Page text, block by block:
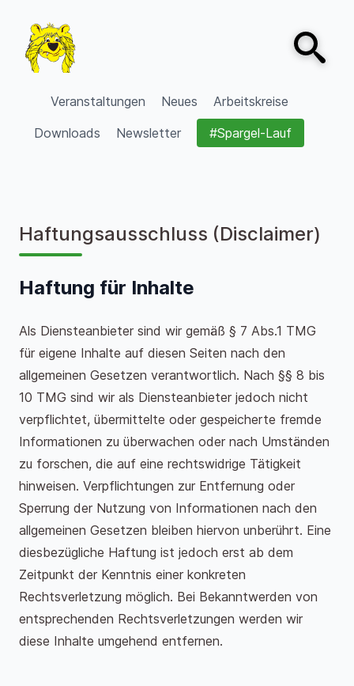
VVV Burgdorf
Veranstaltungen Neues
Arbeitskreise
Downloads
Newsletter #Spargel-Lauf
Open
Haftungsausschluss (Disclaimer)
Haftung für Inhalte
Als Diensteanbieter sind wir gemäß § 7 Abs.1 TMG
für eigene Inhalte auf diesen Seiten nach den
allgemeinen Gesetzen verantwortlich. Nach §§ 8 bis
10 TMG sind wir als Diensteanbieter jedoch nicht
verpflichtet, übermittelte oder gespeicherte fremde
Informationen zu überwachen oder nach Umständen
zu forschen, die auf eine rechtswidrige Tätigkeit
hinweisen. Verpflichtungen zur Entfernung oder
Sperrung der Nutzung von Informationen nach den
allgemeinen Gesetzen bleiben hiervon unberührt. Eine
diesbezügliche Haftung ist jedoch erst ab dem
Zeitpunkt der Kenntnis einer konkreten
Rechtsverletzung möglich. Bei Bekanntwerden von
entsprechenden Rechtsverletzungen werden wir
diese Inhalte umgehend entfernen.